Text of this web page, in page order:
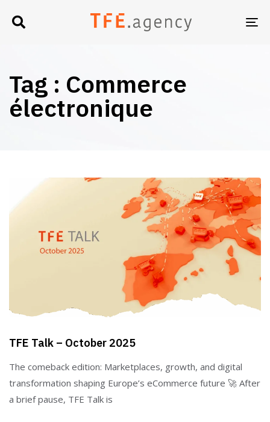
Tag : Commerce
électronique
TFE Talk – October 2025
The comeback edition: Marketplaces, growth, and digital
transformation shaping Europe’s eCommerce future 🚀 After
a brief pause, TFE Talk is